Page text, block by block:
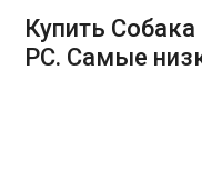
Купить
PC. Самые